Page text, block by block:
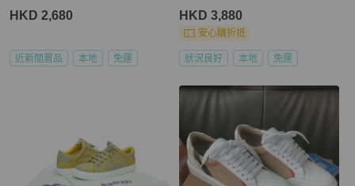
HKD 2,680
近新閒置品 本地 免運
HKD 3,880
安心購折抵
狀況良好 本地 免運